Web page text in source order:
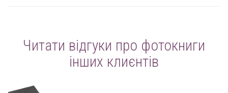
Читати відгуки про фотокниги
інших клиєнтів